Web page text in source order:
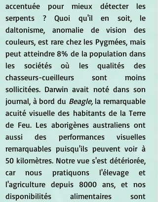
accentuée pour mieux détecter les
serpents ? Quoi qu'il en soit, le
daltonisme, anomalie de vision des
couleurs, est rare chez les Pygmées, mais
peut atteindre 8% de la population dans
les sociétés où les qualités des
chasseurs-cueilleurs sont moins
sollicitées. Darwin avait noté dans son
journal, à bord du Beagle, la remarquable
acuité visuelle des habitants de la Terre
de Feu. Les aborigènes australiens ont
aussi des performances visuelles
remarquables puisqu'ils peuvent voir à
50 kilomètres. Notre vue s'est détériorée,
car nous pratiquons l'élevage et
l'agriculture depuis 8000 ans, et nos
disponibilités alimentaires sont